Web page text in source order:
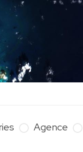
Agence